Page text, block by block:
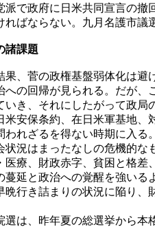
で政府に日米共同宣言の撤
ればならない。九月名護市議
諸課題
、菅の政権基盤弱体化は避
への回帰が見られる。だが
いき、それにしたがって政局
安保条約、在日米軍基地、
われざるを得ない時期に入る。
況はまったなしの危機的な
医療、財政赤字、貧困と格
蔓延と政治への覚醒を強いる
行き詰まりの状況に陥り、
は、昨年夏の総選挙から本